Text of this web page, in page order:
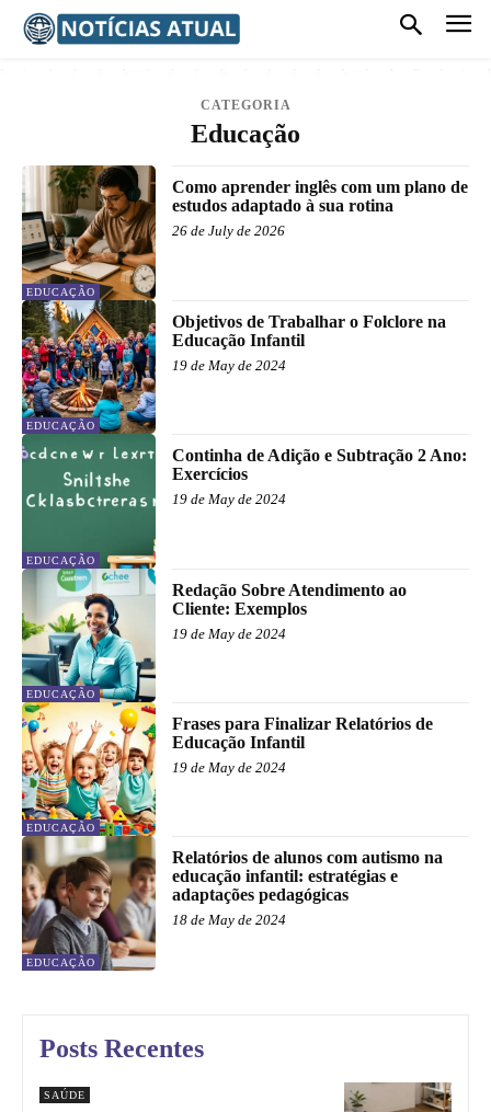
CATEGORIA
Educação
EDUCAÇÃO
Como aprender inglês com um plano de
estudos adaptado à sua rotina
26 de July de 2026
EDUCAÇÃO
Objetivos de Trabalhar o Folclore na
Educação Infantil
19 de May de 2024
EDUCAÇÃO
Continha de Adição e Subtração 2 Ano:
Exercícios
19 de May de 2024
EDUCAÇÃO
Redação Sobre Atendimento ao
Cliente: Exemplos
19 de May de 2024
EDUCAÇÃO
Frases para Finalizar Relatórios de
Educação Infantil
19 de May de 2024
EDUCAÇÃO
Relatórios de alunos com autismo na
educação infantil: estratégias e
adaptações pedagógicas
18 de May de 2024
Posts Recentes
SAÚDE